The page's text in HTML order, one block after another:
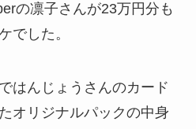
の凛子さんが23万円分も
でした。
はんじょうさんのカード
オリジナルパックの中身